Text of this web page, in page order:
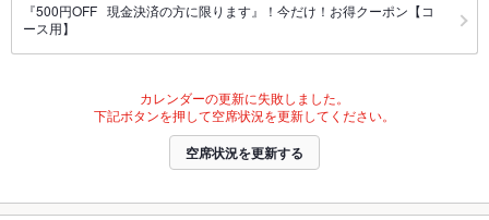
『500円OFF 現金決済の方に限ります』！今だけ！お得クーポン【コ
ース用】
カレンダーの更新に失敗しました。
下記ボタンを押して空席状況を更新してください。
空席状況を更新する